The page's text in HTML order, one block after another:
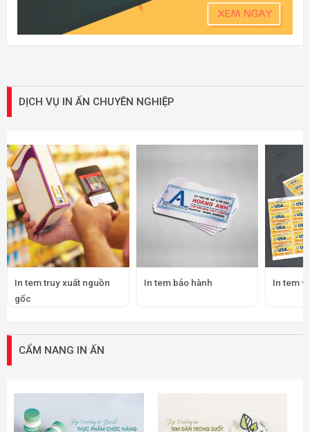
DỊCH VỤ IN ẤN CHUYÊN NGHIỆP
In tem truy xuất nguồn
gốc
In tem bảo hành In tem
CẨM NANG IN ẤN